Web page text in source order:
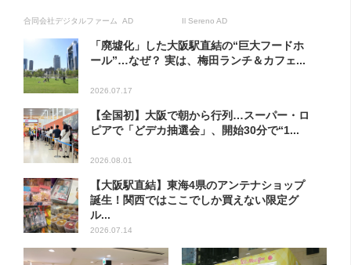
合同会社デジタルファーム AD Il Sereno AD
「廃墟化」した大阪駅直結の“巨大フードホ
ール”…なぜ？ 実は、梅田ランチ＆カフェ...
2026.07.17
【全国初】大阪で朝から行列…スーパー・ロ
ピアで「どデカ抽選会」、開始30分で“1...
2026.08.01
【大阪駅直結】東海4県のアンテナショップ
誕生！関西ではここでしか買えない限定グ
ル...
2026.07.14